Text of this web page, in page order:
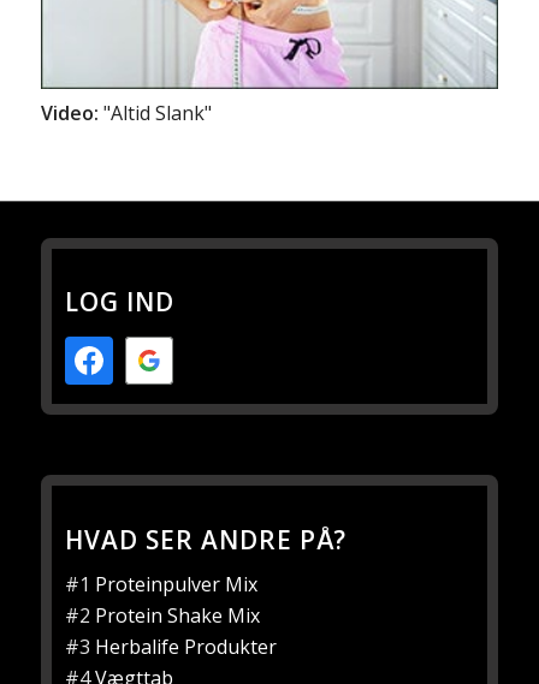
Video: "Altid Slank"
LOG IND
HVAD SER ANDRE PÅ?
#1 Proteinpulver Mix
#2 Protein Shake Mix
#3 Herbalife Produkter
#4Vægttab